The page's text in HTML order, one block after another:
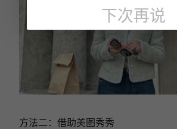
方法二：借助美图秀秀
下次再说